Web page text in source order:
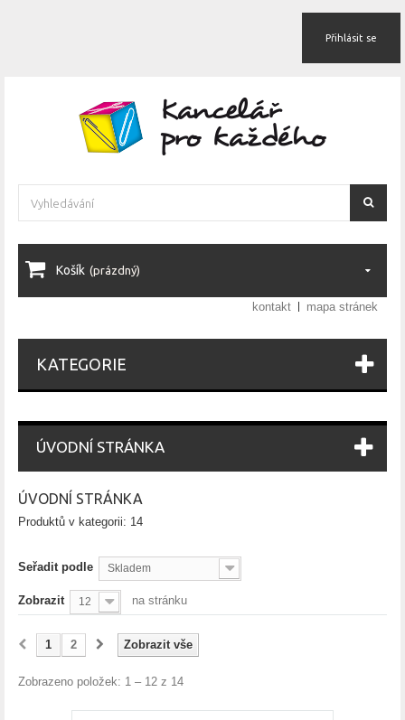
Přihlásit se
Košík (prázdný)
kontakt mapa stránek
KATEGORIE
ÚVODNÍ STRÁNKA
ÚVODNÍ STRÁNKA
Produktů v kategorii: 14
Seřadit podle Skladem
Zobrazit 12 na stránku
Zobrazit vše
1 2
Zobrazeno položek: 1 – 12 z 14